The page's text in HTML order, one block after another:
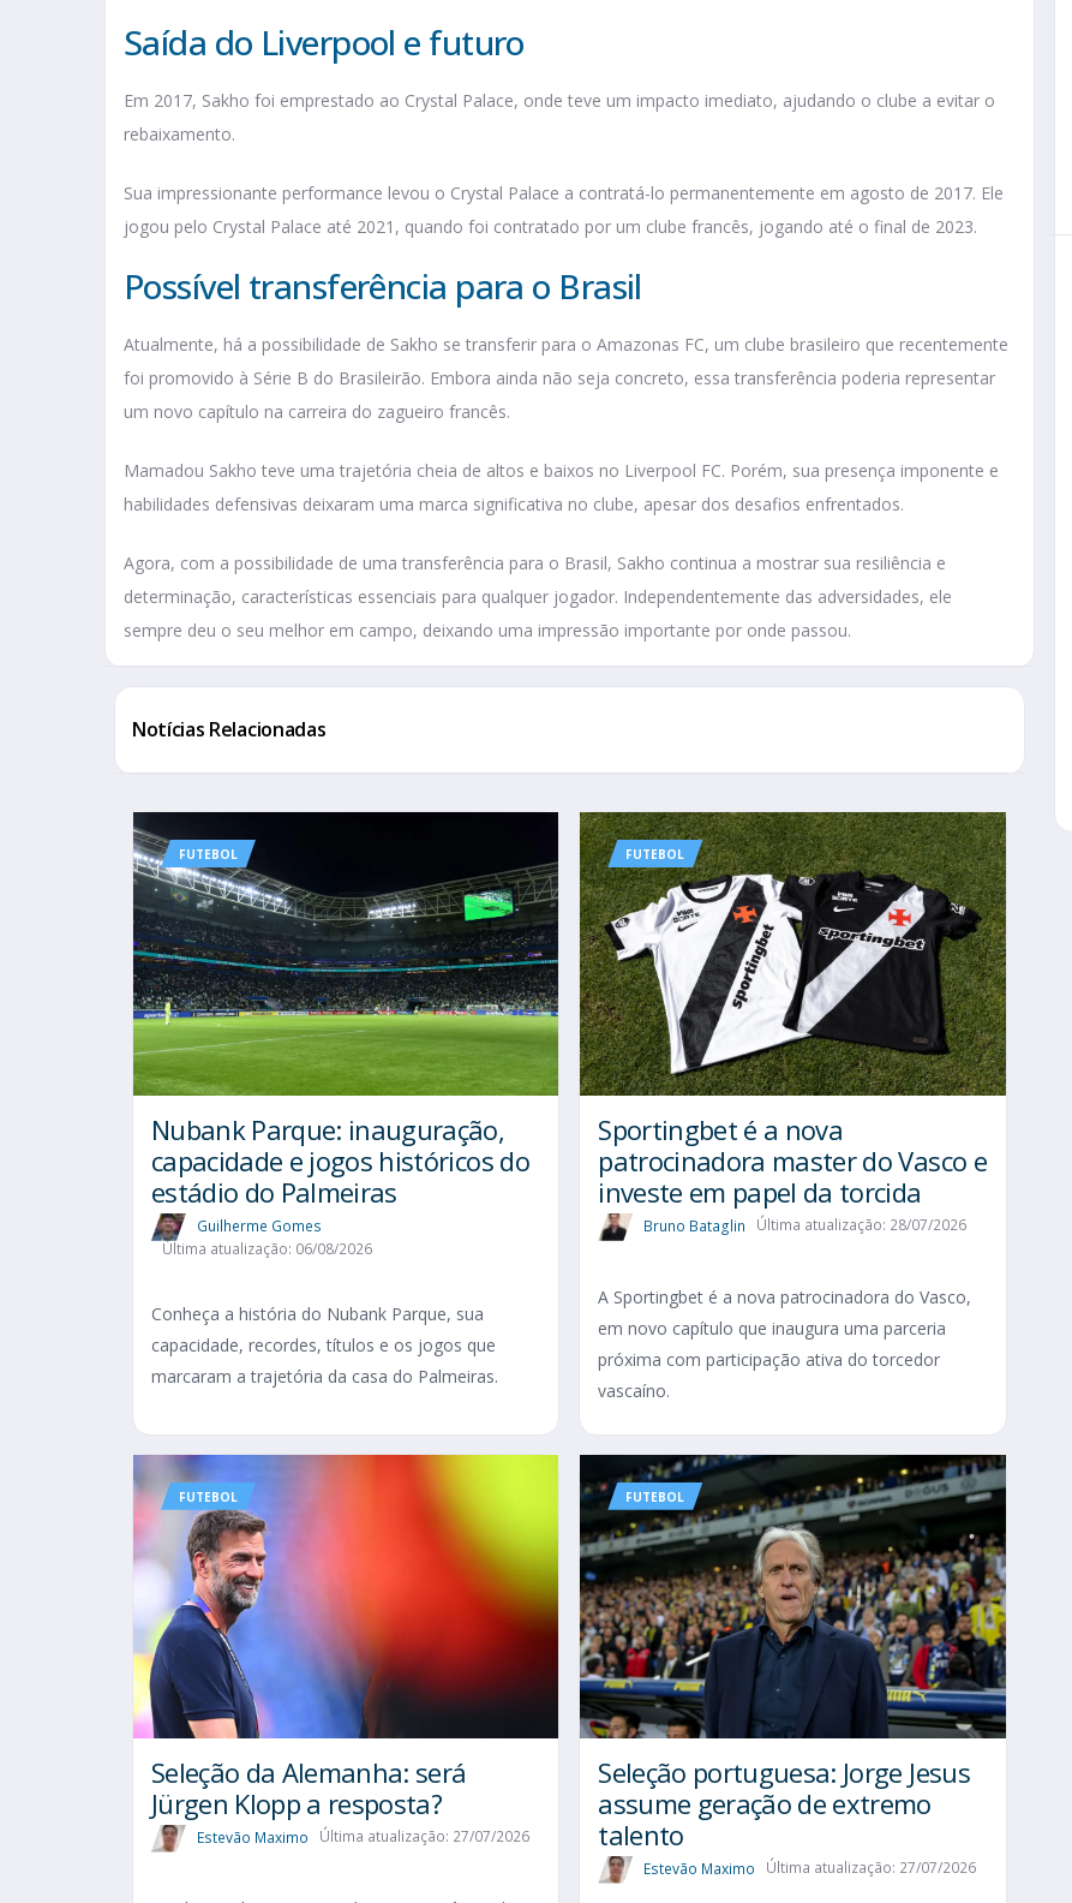
Saída do Liverpool e futuro
Em 2017, Sakho foi emprestado ao Crystal Palace, onde teve um impacto imediato, ajudando o clube a evitar o
rebaixamento.
Sua impressionante performance levou o Crystal Palace a contratá-lo permanentemente em agosto de 2017. Ele
jogou pelo Crystal Palace até 2021, quando foi contratado por um clube francês, jogando até o final de 2023.
Possível transferência para o Brasil
Atualmente, há a possibilidade de Sakho se transferir para o Amazonas FC, um clube brasileiro que recentemente
foi promovido à Série B do Brasileirão. Embora ainda não seja concreto, essa transferência poderia representar
um novo capítulo na carreira do zagueiro francês.
Mamadou Sakho teve uma trajetória cheia de altos e baixos no Liverpool FC. Porém, sua presença imponente e
habilidades defensivas deixaram uma marca significativa no clube, apesar dos desafios enfrentados.
Agora, com a possibilidade de uma transferência para o Brasil, Sakho continua a mostrar sua resiliência e
determinação, características essenciais para qualquer jogador. Independentemente das adversidades, ele
sempre deu o seu melhor em campo, deixando uma impressão importante por onde passou.
Notícias Relacionadas
FUTEBOL
Nubank Parque: inauguração,
capacidade e jogos históricos do
estádio do Palmeiras
Guilherme Gomes
Última atualização: 06/08/2026
Conheça a história do Nubank Parque, sua
capacidade, recordes, títulos e os jogos que
marcaram a trajetória da casa do Palmeiras.
FUTEBOL
Sportingbet é a nova
patrocinadora master do Vasco e
investe em papel da torcida
Bruno Bataglin Última atualização: 28/07/2026
A Sportingbet é a nova patrocinadora do Vasco,
em novo capítulo que inaugura uma parceria
próxima com participação ativa do torcedor
vascaíno.
FUTEBOL
Seleção da Alemanha: será
Jürgen Klopp a resposta?
Estevão Maximo Última atualização: 27/07/2026
FUTEBOL
Seleção portuguesa: Jorge Jesus
assume geração de extremo
talento
Estevão Maximo Última atualização: 27/07/2026